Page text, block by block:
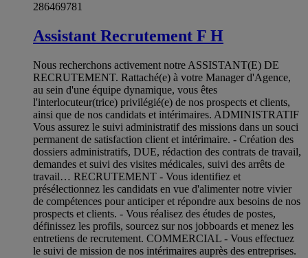
286469781
Assistant Recrutement F H
Nous recherchons activement notre ASSISTANT(E) DE
RECRUTEMENT. Rattaché(e) à votre Manager d'Agence,
au sein d'une équipe dynamique, vous êtes
l'interlocuteur(trice) privilégié(e) de nos prospects et clients,
ainsi que de nos candidats et intérimaires. ADMINISTRATIF
Vous assurez le suivi administratif des missions dans un souci
permanent de satisfaction client et intérimaire. - Création des
dossiers administratifs, DUE, rédaction des contrats de travail,
demandes et suivi des visites médicales, suivi des arrêts de
travail… RECRUTEMENT - Vous identifiez et
présélectionnez les candidats en vue d'alimenter notre vivier
de compétences pour anticiper et répondre aux besoins de nos
prospects et clients. - Vous réalisez des études de postes,
définissez les profils, sourcez sur nos jobboards et menez les
entretiens de recrutement. COMMERCIAL - Vous effectuez
le suivi de mission de nos intérimaires auprès des entreprises.